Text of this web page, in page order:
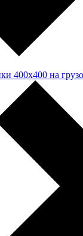
400х400 на